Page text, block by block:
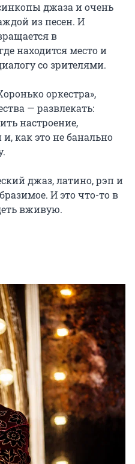
джаза и очень
из песен. И
в
находится место и
со зрителями.
оркестра»,
— развлекать:
настроение,
как это не банально
джаз, латино, рэп и
И это что-то в
вживую.